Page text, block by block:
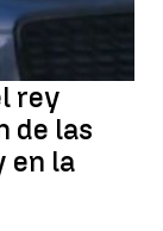
rey
de las
en la